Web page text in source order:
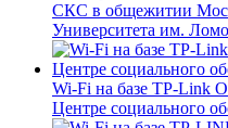
СКС в общежитии
Университета им.
Wi-Fi на базе TP-Link
Центре социального